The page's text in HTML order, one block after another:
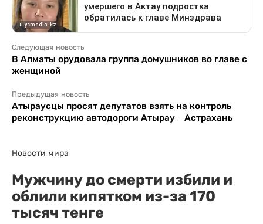
Следующая новость
В Алматы орудовала группа домушников во главе с
женщиной
Предыдущая новость
Атыраусцы просят депутатов взять на контроль
реконструкцию автодороги Атырау – Астрахань
Новости мира
Мужчину до смерти избили и
облили кипятком из-за 170
тысяч тенге